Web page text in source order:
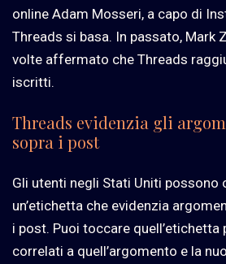
online Adam Mosseri, a capo di
Threads si basa. In passato, Mark
volte affermato che Threads
iscritti.
Threads evidenzia gli
sopra i post
Gli utenti negli Stati Uniti possono
un’etichetta che evidenzia
i post. Puoi toccare
correlati a quell’argomento e la